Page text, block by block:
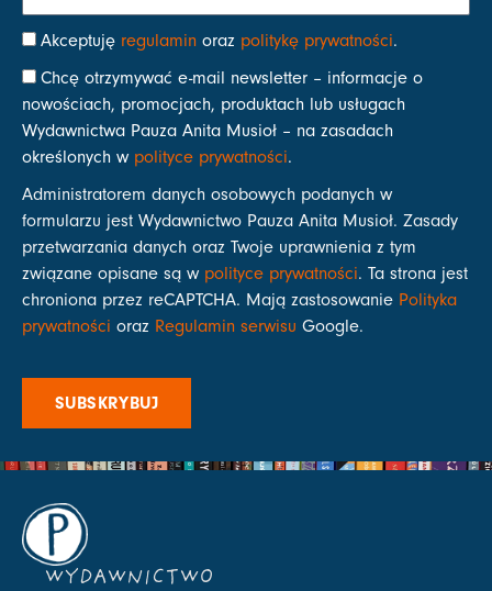
Akceptuję regulamin oraz politykę prywatności.
Chcę otrzymywać e-mail newsletter – informacje o
nowościach, promocjach, produktach lub usługach
Wydawnictwa Pauza Anita Musioł – na zasadach
określonych w polityce prywatności.
Administratorem danych osobowych podanych w
formularzu jest Wydawnictwo Pauza Anita Musioł. Zasady
przetwarzania danych oraz Twoje uprawnienia z tym
związane opisane są w polityce prywatności. Ta strona jest
chroniona przez reCAPTCHA. Mają zastosowanie Polityka
prywatności oraz Regulamin serwisu Google.
SUBSKRYBUJ
WYDAWNICTWO